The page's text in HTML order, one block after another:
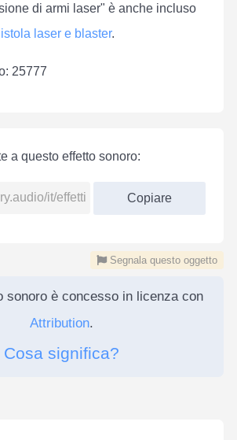
di armi laser" è anche incluso
laser e blaster.
25777
a questo effetto sonoro:
Copiare
Segnala questo oggetto
sonoro è concesso in licenza con
Attribution.
Cosa significa?